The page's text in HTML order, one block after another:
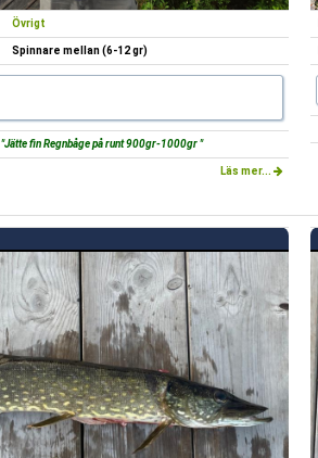
Övrigt
Spinnare mellan (6-12 gr)
"Jätte fin Regnbåge på runt 900gr-1000gr "
Läs mer...